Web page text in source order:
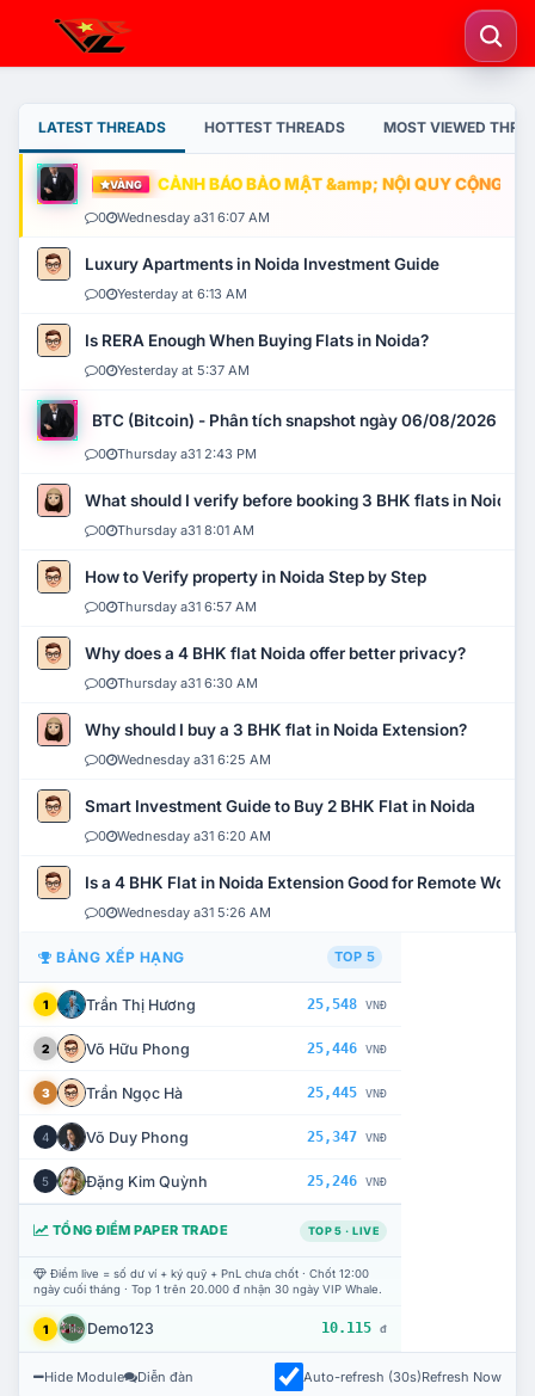
LATEST THREADS HOTTEST THREADS MOST VIEWED
VÀNG CẢNH BÁO BẢO MẬT &amp; NỘI QUY CỘNG
0 Wednesday a31 6:07 AM
Luxury Apartments in Noida Investment Guide
0 Yesterday at 6:13 AM
Is RERA Enough When Buying Flats in Noida?
0 Yesterday at 5:37 AM
BTC (Bitcoin) - Phân tích snapshot ngày 06/08/2026
0 Thursday a31 2:43 PM
What should I verify before booking 3 BHK flats in Noida?
0 Thursday a31 8:01 AM
How to Verify property in Noida Step by Step
0 Thursday a31 6:57 AM
Why does a 4 BHK flat Noida offer better privacy?
0 Thursday a31 6:30 AM
Why should I buy a 3 BHK flat in Noida Extension?
0 Wednesday a31 6:25 AM
Smart Investment Guide to Buy 2 BHK Flat in Noida
0 Wednesday a31 6:20 AM
Is a 4 BHK Flat in Noida Extension Good for Remote Work?
0 Wednesday a31 5:26 AM
BẢNG XẾP HẠNG TOP 5
1 Trần Thị Hương 25,548 VNĐ
2 Võ Hữu Phong 25,446 VNĐ
3 Trần Ngọc Hà 25,445 VNĐ
4 Võ Duy Phong 25,347 VNĐ
5 Đặng Kim Quỳnh 25,246 VNĐ
TỔNG ĐIỂM PAPER TRADE TOP 5 · LIVE
Điểm live = số dư ví + ký quỹ + PnL chưa chốt · Chốt 12:00
ngày cuối tháng · Top 1 trên 20.000 đ nhận 30 ngày VIP Whale.
1 Demo123 10.115 đ
Hide Module Diễn đàn Auto-refresh (30s)Refresh Now